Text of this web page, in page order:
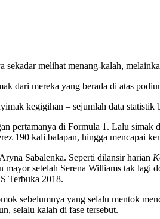
melihat menang-kalah,
dari mereka yang berada di atas
kegigihan – sejumlah data
pertamanya di Formula 1. Lalu
190 kali balapan, hingga mencapai
Sabalenka. Seperti dilansir harian
setelah Serena Williams tak
Terbuka 2018.
sebelumnya yang selalu mentok
selalu kalah di fase tersebut.